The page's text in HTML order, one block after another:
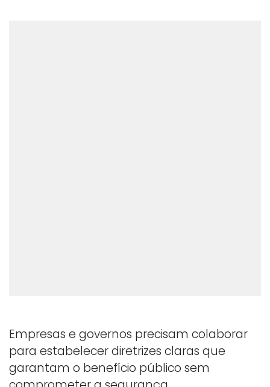
Empresas e governos precisam colaborar
para estabelecer diretrizes claras que
garantam o benefício público sem